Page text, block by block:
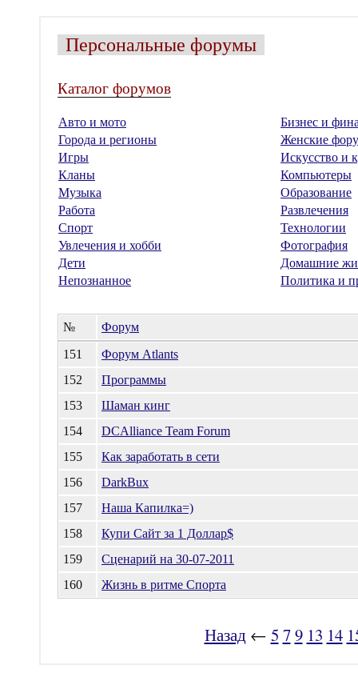
Персональные форумы
Каталог форумов
Авто и мото
Бизнес и
Города и регионы
Женские
Игры
Искусство и
Кланы
Компьютеры
Музыка
Образование
Работа
Развлечения
Спорт
Технологии
Увлечения и хобби
Фотография
Дети
Домашние
Непознанное
Политика и
№
Форум
151
Форум Аtlants
152
Программы
153
Шаман кинг
154
DCAlliance Team Forum
155
Как заработать в сети
156
DarkBux
157
Наша Капилка=)
158
Купи Сайт за 1 Доллар$
159
Сценарий на 30-07-2011
160
Жизнь в ритме Спорта
Назад← 5 79 13 14